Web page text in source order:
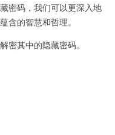
码，我们可以更深入地
含的智慧和哲理。
其中的隐藏密码。